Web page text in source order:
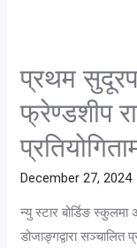
प्रथम
फ्रेण्डशीप
December 27, 2024
न्यु स्टार बोर्डिङ
डोजाङ्गद्वारा